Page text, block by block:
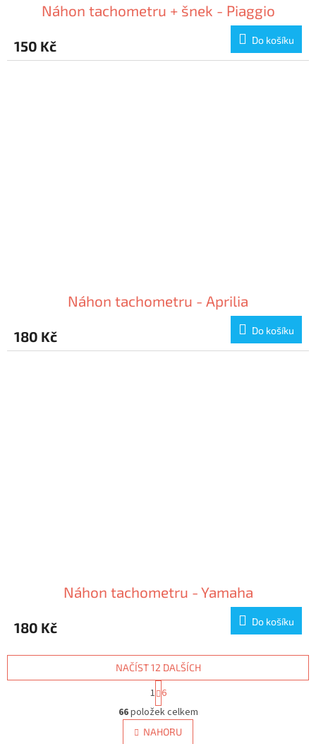
Náhon tachometru + šnek - Piaggio
150 Kč Do košíku
Náhon tachometru - Aprilia
180 Kč Do košíku
Náhon tachometru - Yamaha
180 Kč Do košíku
O
v
l
NAČÍST 12 DALŠÍCH
S
t
r
á
n
1 6
66položek celkem
NAHORU